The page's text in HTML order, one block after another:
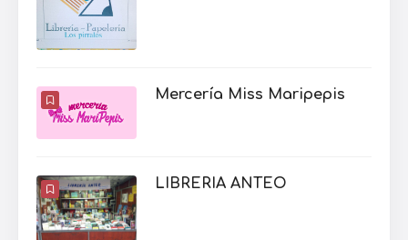
Mercería Miss Maripepis
LIBRERIA ANTEO